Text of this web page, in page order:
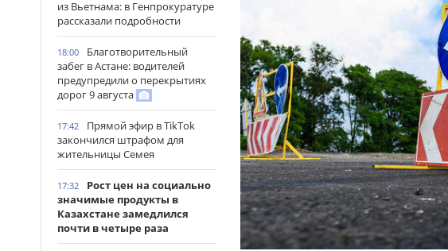
из Вьетнама: в Генпрокуратуре
рассказали подробности
18:00
Благотворительный
забег в Астане: водителей
предупредили о перекрытиях
дорог 9 августа
17:42
Прямой эфир в TikTok
закончился штрафом для
жительницы Семея
17:32
Рост цен на социально
значимые продукты в
Казахстане замедлился
почти в четыре раза